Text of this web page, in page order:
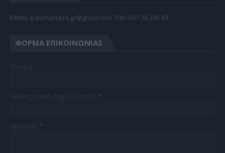
EMAIL: kalamaria24.gr@gmail.com TΗΛ: 697 36 236 97
ΦΌΡΜΑ ΕΠΙΚΟΙΝΩΝΊΑΣ